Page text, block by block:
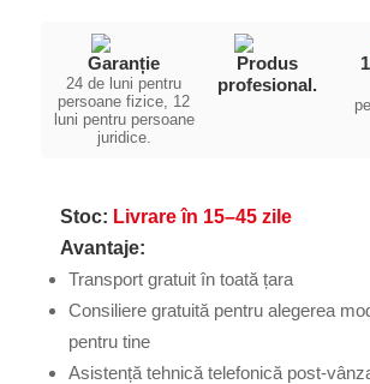
Garanție
24 de luni pentru
persoane fizice, 12
luni pentru persoane
juridice.
Produs
profesional.
Stoc: Livrare în 15–45 zile
Avantaje:
Transport gratuit în toată țara
Consiliere gratuită pentru alegerea
pentru tine
Asistență tehnică telefonică post-